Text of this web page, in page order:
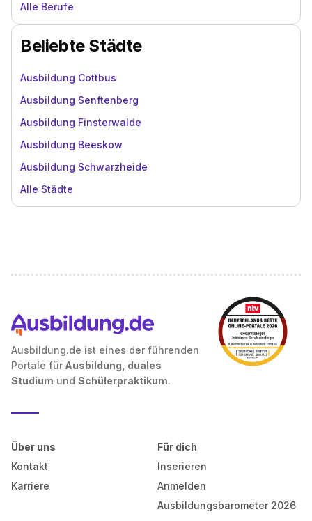
Alle Berufe
Beliebte Städte
Ausbildung Cottbus
Ausbildung Senftenberg
Ausbildung Finsterwalde
Ausbildung Beeskow
Ausbildung Schwarzheide
Alle Städte
Ausbildung.de ist eines der führenden
Portale für Ausbildung, duales
Studium und Schülerpraktikum.
Über uns
Kontakt
Karriere
Für dich
Inserieren
Anmelden
Ausbildungsbarometer 2026